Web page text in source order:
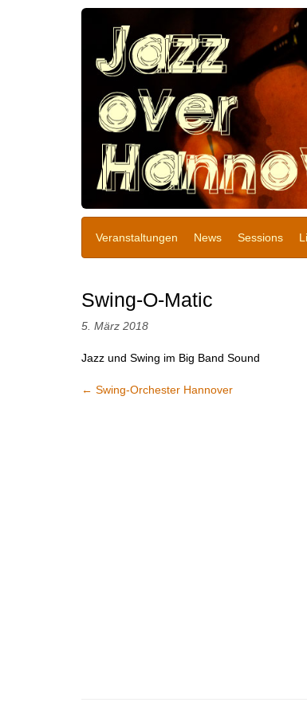
Veranstaltungen News Sessions
Swing-O-Matic
5. März 2018
Jazz und Swing im Big Band Sound
← Swing-Orchester Hannover